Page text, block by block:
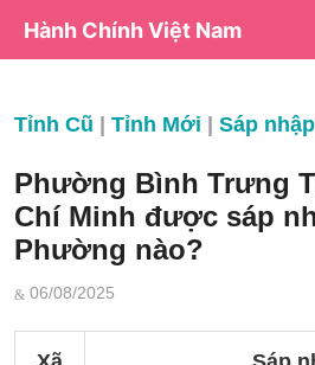
Hành Chính Việt Nam
Tỉnh Cũ Tỉnh Mới Sáp nhập
Phường Bình Trưng
Chí Minh được sáp
Phường nào?
Đăng
06/08/2025